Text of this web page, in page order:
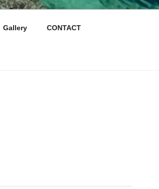
Gallery CONTACT